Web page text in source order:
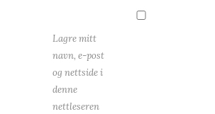
Lagre mitt
navn, e-post
og nettside i
denne
nettleseren